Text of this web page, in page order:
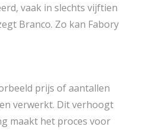
vaak in slechts vijftien
Branco. Zo kan Fabory
prijs of aantallen
verwerkt. Dit verhoogt
maakt het proces voor